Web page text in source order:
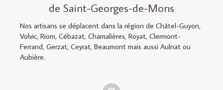
de Saint-Georges-de-Mons
Nos artisans se déplacent dans la région de Châtel-Guyon,
Volvic, Riom, Cébazat, Chamalières, Royat, Clermont-
Ferrand, Gerzat, Ceyrat, Beaumont mais aussi Aulnat ou
Aubière.